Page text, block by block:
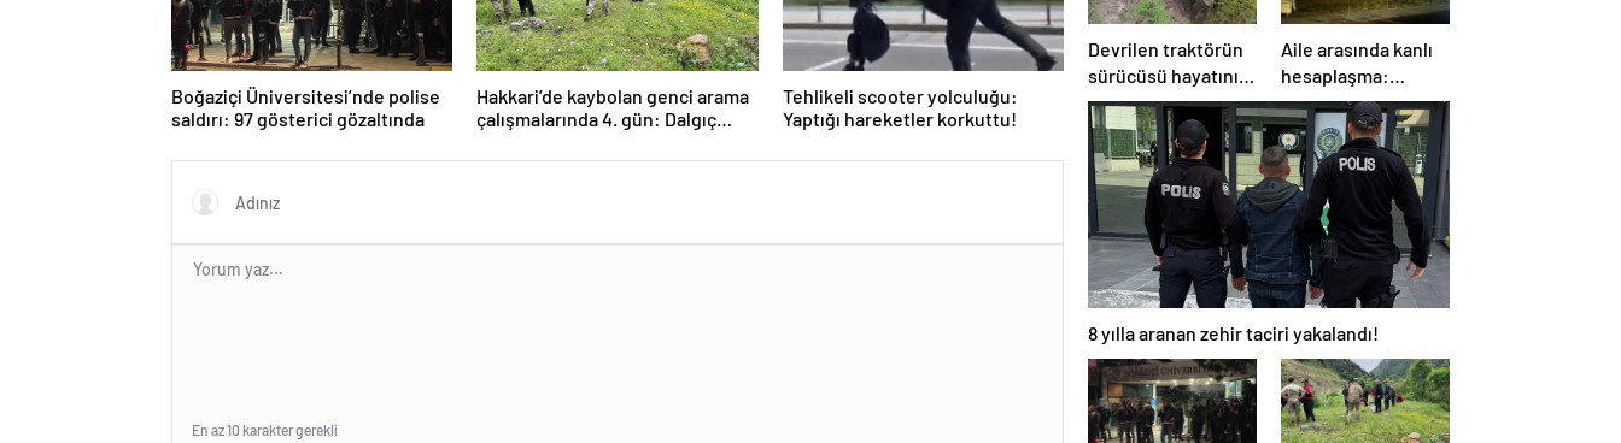
Boğaziçi Üniversitesi’nde polise
saldırı: 97 gösterici gözaltında
Hakkari’de kaybolan genci arama
çalışmalarında 4. gün: Dalgıç
Tehlikeli scooter yolculuğu:
Yaptığı hareketler korkuttu!
En az 10 karakter gerekli
Devrilen traktörün
sürücüsü hayatını
kaybetti
Aile arasında kanlı
hesaplaşma:
Oğlunu tüfekle
öldürdü!
8 yılla aranan zehir taciri yakalandı!